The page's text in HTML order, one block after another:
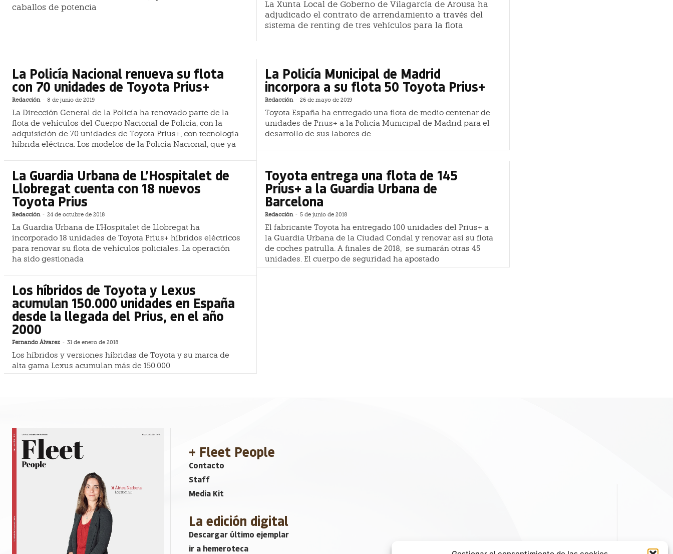
caballos de potencia
La Xunta Local de Goberno de Vilagarcía de Arousa ha
adjudicado el contrato de arrendamiento a través del
sistema de renting de tres vehículos para la flota
La Policía Nacional renueva su flota
con 70 unidades de Toyota Prius+
Redacción - 8 de junio de 2019
La Dirección General de la Policía ha renovado parte de la
flota de vehículos del Cuerpo Nacional de Policía, con la
adquisición de 70 unidades de Toyota Prius+, con tecnología
híbrida eléctrica. Los modelos de la Policía Nacional, que ya
La Policía Municipal de Madrid
incorpora a su flota 50 Toyota Prius+
Redacción - 26 de mayo de 2019
Toyota España ha entregado una flota de medio centenar de
unidades de Prius+ a la Policía Municipal de Madrid para el
desarrollo de sus labores de
La Guardia Urbana de L’Hospitalet de
Llobregat cuenta con 18 nuevos
Toyota Prius
Redacción - 24 de octubre de 2018
La Guardia Urbana de L'Hospitalet de Llobregat ha
incorporado 18 unidades de Toyota Prius+ híbridos eléctricos
para renovar su flota de vehículos policiales. La operación
ha sido gestionada
Toyota entrega una flota de 145
Prius+ a la Guardia Urbana de
Barcelona
Redacción - 5 de junio de 2018
El fabricante Toyota ha entregado 100 unidades del Prius+ a
la Guardia Urbana de la Ciudad Condal y renovar así su flota
de coches patrulla. A finales de 2018, se sumarán otras 45
unidades. El cuerpo de seguridad ha apostado
Los híbridos de Toyota y Lexus
acumulan 150.000 unidades en España
desde la llegada del Prius, en el año
2000
Fernando Álvarez - 31 de enero de 2018
Los híbridos y versiones híbridas de Toyota y su marca de
alta gama Lexus acumulan más de 150.000
+ Fleet People
Contacto
Staff
Media Kit
La edición digital
Descargar último ejemplar
ir a hemeroteca